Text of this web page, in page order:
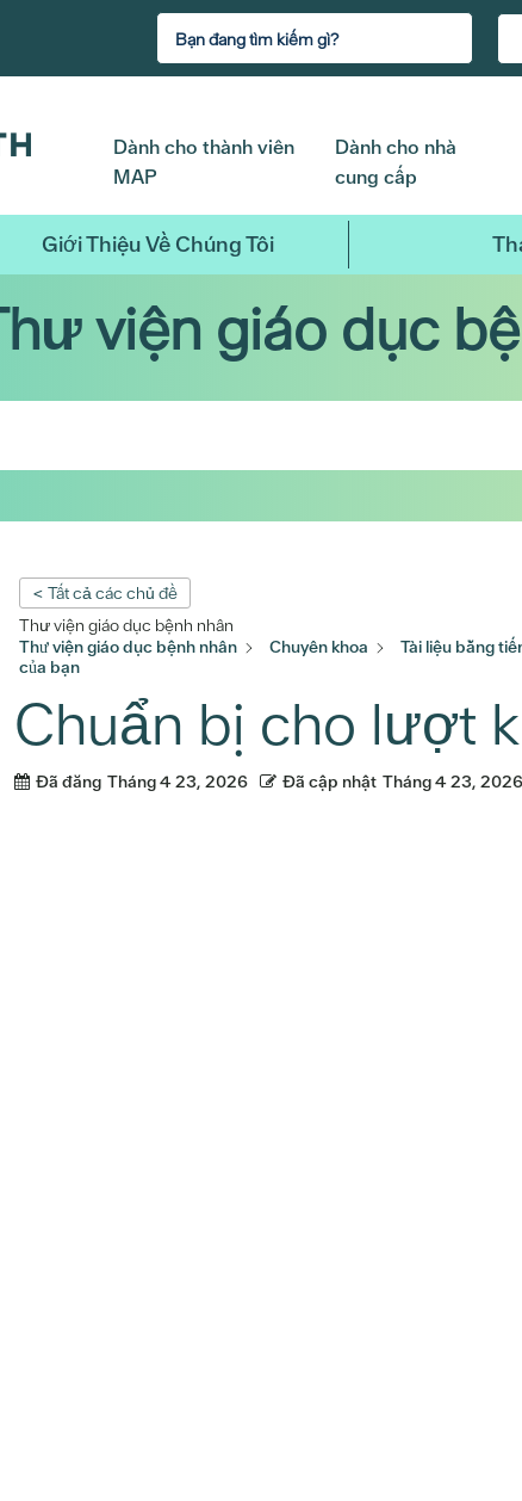
Dành cho thành viên
MAP
Dành cho nhà
cung cấp
Giới Thiệu Về Chúng Tôi
viện giáo dục
< Tất cả các chủ đề
Thư viện giáo dục bệnh nhân
Thư viện giáo dục bệnh nhân
Chuyên khoa Tài liệu bằng
của bạn
Chuẩn bị cho lượt
Đã đăng Tháng 4 23, 2026 Đã cập nhật Tháng 4 23, 2026